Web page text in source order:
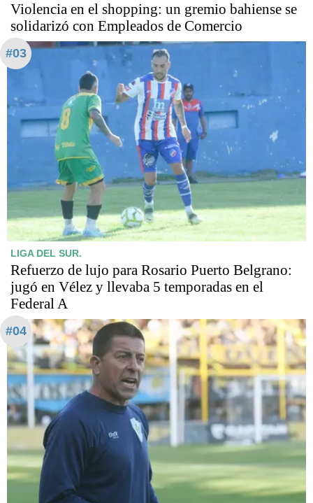
Violencia en el shopping: un gremio bahiense se
solidarizó con Empleados de Comercio
#03
LIGA DEL SUR.
Refuerzo de lujo para Rosario Puerto Belgrano:
jugó en Vélez y llevaba 5 temporadas en el
Federal A
#04